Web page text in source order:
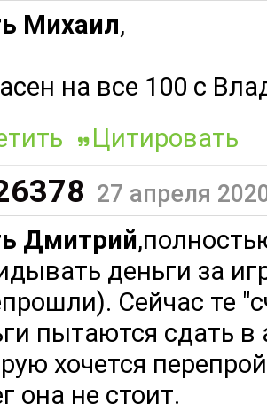
Михаил,
на все 100 с
Цитировать
27 апреля
Дмитрий
деньги за
Сейчас те
пытаются сдать в
хочется
она не стоит.